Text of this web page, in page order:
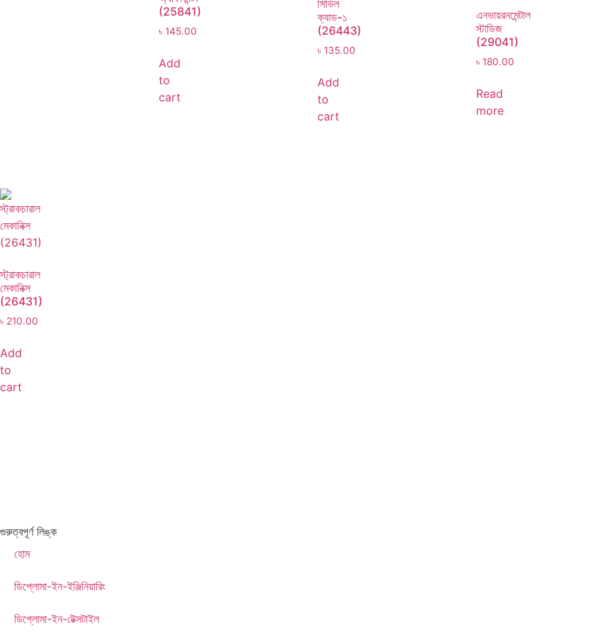
(25841)
৳ 145.00
Add
to
cart
সিভিল
ক্যাড-১
(26443)
৳ 135.00
Add
to
cart
এনভায়রনমেন্টাল
স্টাডিজ
(29041)
৳ 180.00
Read
more
স্ট্রাকচারাল
মেকানিক্স
(26431)
৳ 210.00
Add
to
cart
গুরুত্বপূর্ণ লিঙ্ক
হোম
ডিপ্লোমা-ইন-ইঞ্জিনিয়ারিং
ডিপ্লোমা-ইন-টেক্সটাইল